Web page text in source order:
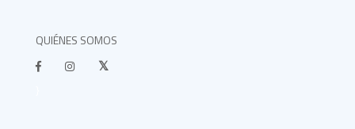
QUIÉNES SOMOS